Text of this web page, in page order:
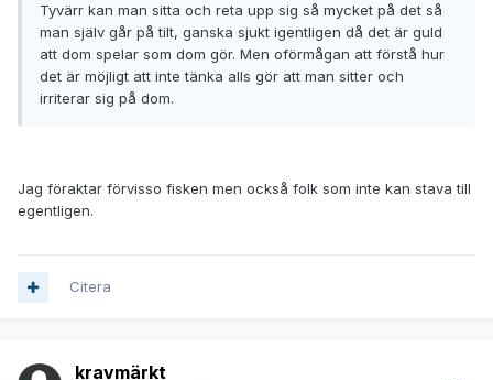
Tyvärr kan man sitta och reta upp sig så mycket på det så
man själv går på tilt, ganska sjukt igentligen då det är guld
att dom spelar som dom gör. Men oförmågan att förstå hur
det är möjligt att inte tänka alls gör att man sitter och
irriterar sig på dom.
Jag föraktar förvisso fisken men också folk som inte kan stava till
egentligen.
Citera
kravmärkt